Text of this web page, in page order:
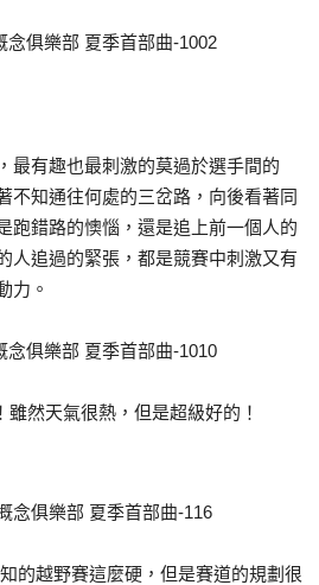
最有趣也最刺激的莫過於選手間的
不知通往何處的三岔路，向後看著同
跑錯路的懊惱，還是追上前一個人的
人追過的緊張，都是競賽中刺激又有
力。
然天氣很熱，但是超級好的！
的越野賽這麼硬，但是賽道的規劃很